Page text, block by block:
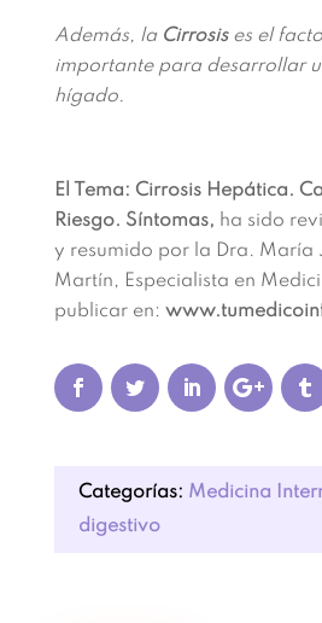
Además, laCirrosises el
importante para desarrollar
hígado.
El Tema: Cirrosis Hepática.
Riesgo. Síntomas, ha sido
y resumido por la Dra. María
Martín, Especialista en
publicar en:
Categorías: Medicina
digestivo